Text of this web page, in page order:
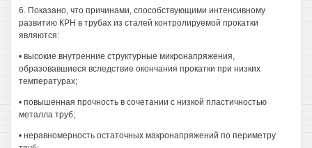
6. Показано, что причинами, способствующими интенсивному
развитию КРН в трубах из сталей контролируемой прокатки
являются:
• высокие внутренние структурные микронапряжения,
образовавшиеся вследствие окончания прокатки при низких
температурах;
• повышенная прочность в сочетании с низкой пластичностью
металла труб;
• неравномерность остаточных макронапряжений по периметру